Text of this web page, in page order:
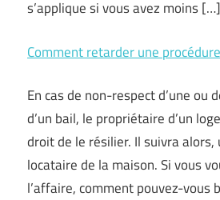
s’applique si vous avez moins […]
Comment retarder une
En cas de non-respect d’une ou
d’un bail, le propriétaire d’un
droit de le résilier. Il suivra alors,
locataire de la maison. Si vous
l’affaire, comment pouvez-vous